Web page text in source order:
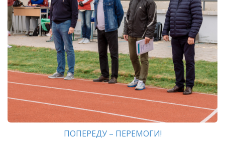
ПОПЕРЕДУ – ПЕРЕМОГИ!